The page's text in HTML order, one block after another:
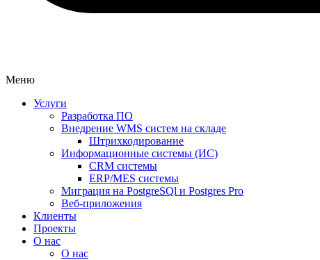
Меню
Услуги
Разработка ПО
Внедрение WMS систем на складе
Штрихкодирование
Информационные системы (ИС)
CRM системы
ERP/MES системы
Миграция на PostgreSQl и Postgres Pro
Веб-приложения
Клиенты
Проекты
О нас
О нас